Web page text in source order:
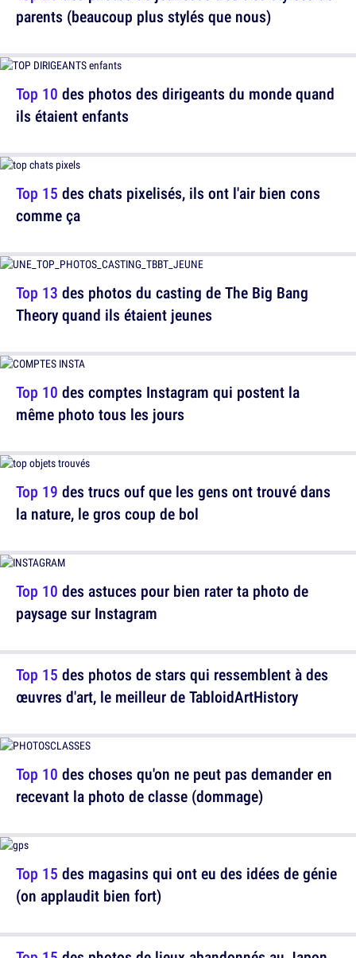
Top 10 des photos des dirigeants du monde quand
ils étaient enfants
Top 13 des photos du casting de The Big Bang
Theory quand ils étaient jeunes
Top 19 des trucs ouf que les gens ont trouvé dans
la nature, le gros coup de bol
Top 15 des photos de stars qui ressemblent à des
œuvres d'art, le meilleur de TabloidArtHistory
Top 15 des magasins qui ont eu des idées de génie
(on applaudit bien fort)
parents (beaucoup plus stylés que nous)
Top 15 des chats pixelisés, ils ont l'air bien cons
comme ça
Top 10 des comptes Instagram qui postent la
même photo tous les jours
Top 10 des astuces pour bien rater ta photo de
paysage sur Instagram
Top 10 des choses qu'on ne peut pas demander en
recevant la photo de classe (dommage)